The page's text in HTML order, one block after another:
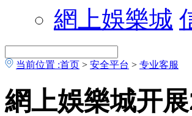
網上娛樂城
当前位置 :首页 > 安全平台 > 专业客服
網上娛樂城开